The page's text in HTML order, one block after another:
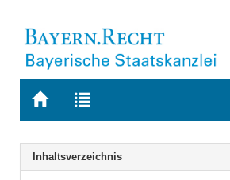
Zur
BAYERN.RECHT
Zur
letzten
Suche
Navigation
Inhaltsverzeichnis